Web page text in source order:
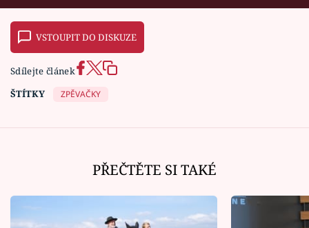
VSTOUPIT DO DISKUZE
Sdílejte článek
ŠTÍTKY
ZPĚVAČKY
PŘEČTĚTE SI TAKÉ